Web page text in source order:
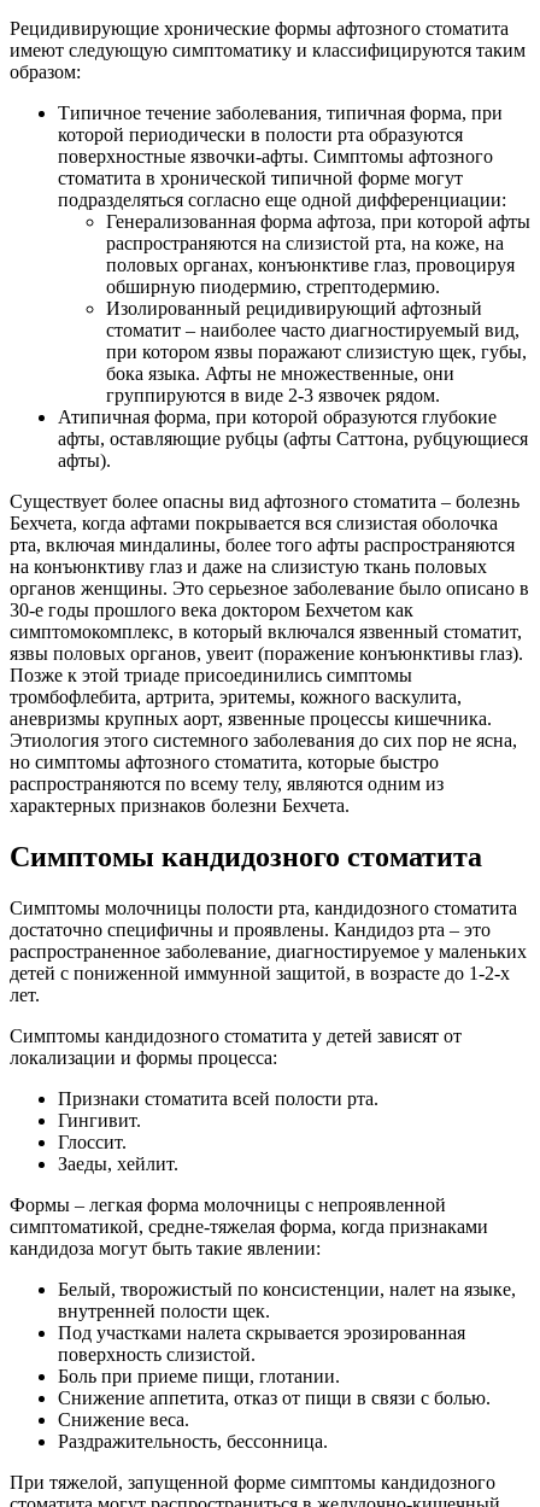
Рецидивирующие хронические формы афтозного стоматита
имеют следующую симптоматику и классифицируются таким
образом:
Типичное течение заболевания, типичная форма, при
которой периодически в полости рта образуются
поверхностные язвочки-афты. Симптомы афтозного
стоматита в хронической типичной форме могут
подразделяться согласно еще одной дифференциации:
Генерализованная форма афтоза, при которой афты
распространяются на слизистой рта, на коже, на
половых органах, конъюнктиве глаз, провоцируя
обширную пиодермию, стрептодермию.
Изолированный рецидивирующий афтозный
стоматит – наиболее часто диагностируемый вид,
при котором язвы поражают слизистую щек, губы,
бока языка. Афты не множественные, они
группируются в виде 2-3 язвочек рядом.
Атипичная форма, при которой образуются глубокие
афты, оставляющие рубцы (афты Саттона, рубцующиеся
афты).
Существует более опасны вид афтозного стоматита – болезнь
Бехчета, когда афтами покрывается вся слизистая оболочка
рта, включая миндалины, более того афты распространяются
на конъюнктиву глаз и даже на слизистую ткань половых
органов женщины. Это серьезное заболевание было описано в
30-е годы прошлого века доктором Бехчетом как
симптомокомплекс, в который включался язвенный стоматит,
язвы половых органов, увеит (поражение конъюнктивы глаз).
Позже к этой триаде присоединились симптомы
тромбофлебита, артрита, эритемы, кожного васкулита,
аневризмы крупных аорт, язвенные процессы кишечника.
Этиология этого системного заболевания до сих пор не ясна,
но симптомы афтозного стоматита, которые быстро
распространяются по всему телу, являются одним из
характерных признаков болезни Бехчета.
Симптомы кандидозного стоматита
Симптомы молочницы полости рта, кандидозного стоматита
достаточно специфичны и проявлены. Кандидоз рта – это
распространенное заболевание, диагностируемое у маленьких
детей с пониженной иммунной защитой, в возрасте до 1-2-х
лет.
Симптомы кандидозного стоматита у детей зависят от
локализации и формы процесса:
Признаки стоматита всей полости рта.
Гингивит.
Глоссит.
Заеды, хейлит.
Формы – легкая форма молочницы с непроявленной
симптоматикой, средне-тяжелая форма, когда признаками
кандидоза могут быть такие явлении:
Белый, творожистый по консистенции, налет на языке,
внутренней полости щек.
Под участками налета скрывается эрозированная
поверхность слизистой.
Боль при приеме пищи, глотании.
Снижение аппетита, отказ от пищи в связи с болью.
Снижение веса.
Раздражительность, бессонница.
При тяжелой, запущенной форме симптомы кандидозного